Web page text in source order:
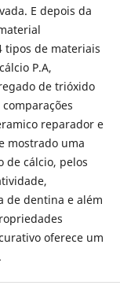
E depois da
tipos de materiais
P.A,
de trióxido
reparador e
mostrado uma
de cálcio, pelos
de dentina e além
oferece um